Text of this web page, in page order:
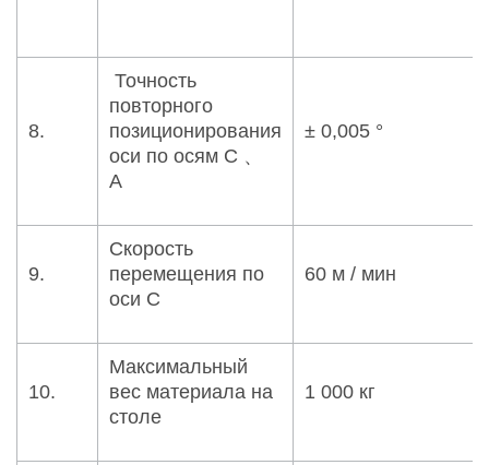
8.
Точность
повторного
позиционирования
оси по осям С 、
A
± 0,005 °
9.
Скорость
перемещения по
оси С
60 м / мин
10.
Максимальный
вес материала на
столе
1 000 кг